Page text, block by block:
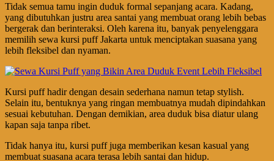
Tidak semua tamu ingin duduk formal sepanjang acara. Kadang,
yang dibutuhkan justru area santai yang membuat orang lebih bebas
bergerak dan berinteraksi. Oleh karena itu, banyak penyelenggara
memilih sewa kursi puff Jakarta untuk menciptakan suasana yang
lebih fleksibel dan nyaman.
Kursi puff hadir dengan desain sederhana namun tetap stylish.
Selain itu, bentuknya yang ringan membuatnya mudah dipindahkan
sesuai kebutuhan. Dengan demikian, area duduk bisa diatur ulang
kapan saja tanpa ribet.
Tidak hanya itu, kursi puff juga memberikan kesan kasual yang
membuat suasana acara terasa lebih santai dan hidup.